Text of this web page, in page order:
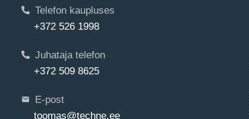
Telefon kaupluses
+372 526 1998
Juhataja telefon
+372 509 8625
E-post
toomas@techne.ee